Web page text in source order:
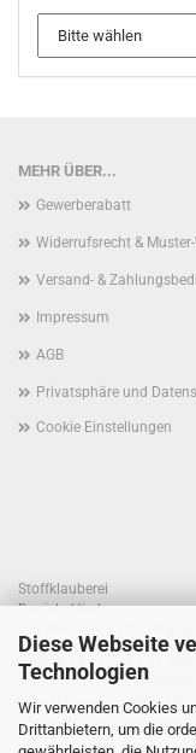
Diese Webseite
Technologien
Wir verwenden Cookies
Drittanbietern, um die
MEHR ÜBER...
Gewerberabatt
Widerrufsrecht &
Versand- &
Impressum
AGB
Privatsphäre und
Cookie Einstellungen
Stoffklauberei
Daniela Hierl
Telefon +49 170 41 55 820
E-Mail:
Umsatzsteuer-
USt. wird nicht